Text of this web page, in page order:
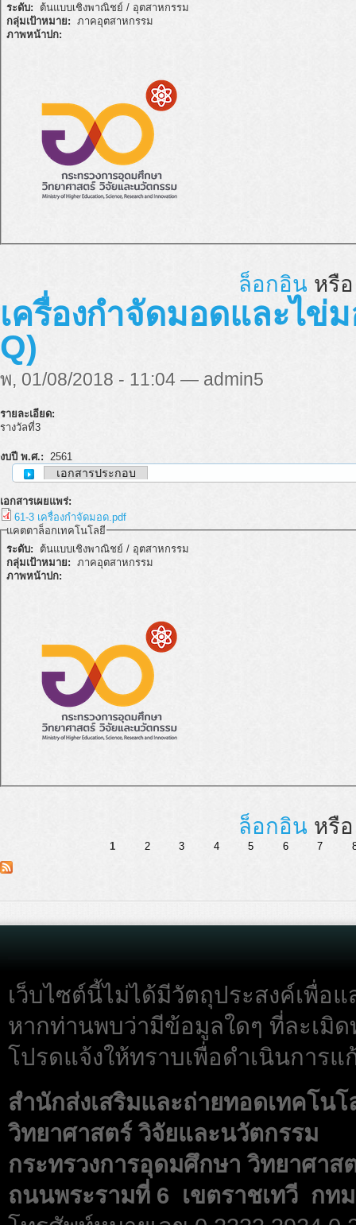
ระดับ:
ต้นแบบเชิงพาณิชย์ / อุตสาหกรรม
กลุ่มเป้าหมาย:
ภาคอุตสาหกรรม
ภาพหน้าปก:
ล็อกอิน หรื
เครื่องกำจัดมอดและไข่
Q)
พ, 01/08/2018 - 11:04 — admin5
รายละเอียด:
รางวัลที่3
งบปี พ.ศ.: 2561
เอกสารประกอบ
เอกสารเผยแพร่:
61-3 เครื่องกำจัดมอด.pdf
แคตตาล็อกเทคโนโลยี
ระดับ:
ต้นแบบเชิงพาณิชย์ / อุตสาหกรรม
กลุ่มเป้าหมาย:
ภาคอุตสาหกรรม
ภาพหน้าปก:
ล็อกอิน หรื
1 2 3 4 5 6 7
เว็บไซต์นี้ไม่ได้มีวัตถุประสงค์เพื่อแ
หากท่านพบว่ามีข้อมูลใดๆ ที่ละเมิ
โปรดแจ้งให้ทราบเพื่อดำเนินการ
สำนักส่งเสริมและถ่ายทอดเทคโน
วิทยาศาสตร์ วิจัยและนวัตกรรม
กระทรวงการอุดมศึกษา วิทยาศาส
ถนนพระรามที่ 6 เขตราชเทวี กทม